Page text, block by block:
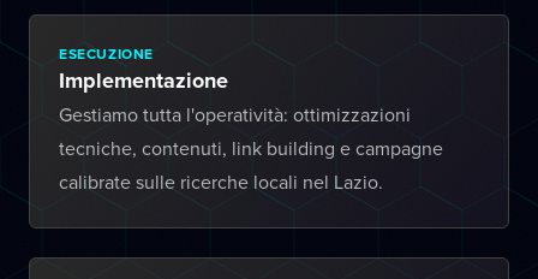
ESECUZIONE
Implementazione
Gestiamo tutta l'operatività: ottimizzazioni
tecniche, contenuti, link building e campagne
calibrate sulle ricerche locali nel Lazio.